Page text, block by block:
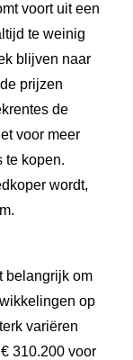
voort uit een
te weinig
blijven naar
prijzen
de
voor meer
te kopen.
wordt,
belangrijk om
op
variëren
310.200 voor